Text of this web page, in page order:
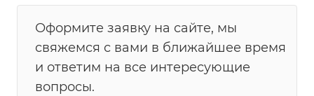
Оформите заявку на сайте, мы
свяжемся с вами в ближайшее время
и ответим на все интересующие
вопросы.